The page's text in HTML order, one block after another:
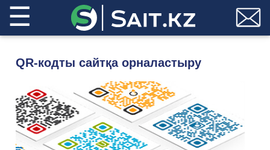
☰
QR-кодты сайтқа орналастыру